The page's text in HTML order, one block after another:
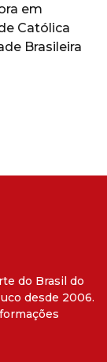
em
Católica
Brasileira
do Brasil do
desde 2006.